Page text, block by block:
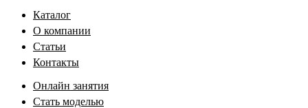
Каталог
О компании
Статьи
Контакты
Онлайн занятия
Стать моделью